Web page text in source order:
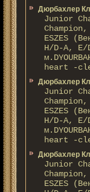
Дюрбахлер
Junior
Champion,
ESZES
H/D-A, E/
heart -
Дюрбахлер
Junior
Champion,
ESZES
H/D-A, E/
heart -
Дюрбахлер
Junior
Champion,
ESZES